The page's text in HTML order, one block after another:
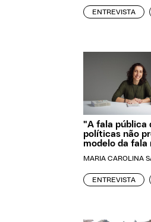
ENTREVISTA
"A fala pública
políticas não
modelo da fala
MARIA CAROLINA
ENTREVISTA